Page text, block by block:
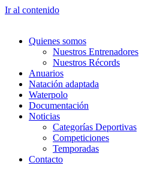
Ir al contenido
Quienes somos
Nuestros Entrenadores
Nuestros Récords
Anuarios
Natación adaptada
Waterpolo
Documentación
Noticias
Categorías Deportivas
Competiciones
Temporadas
Contacto